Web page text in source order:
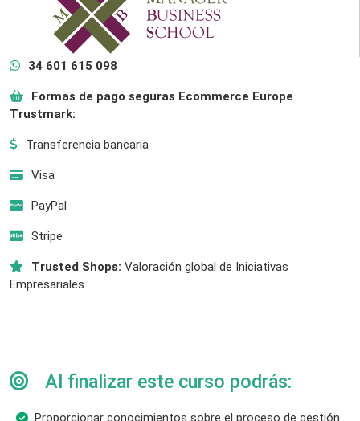
34 601 615 098
Formas de pago seguras Ecommerce Europe
Trustmark:
Transferencia bancaria
Visa
PayPal
Stripe
Trusted Shops: Valoración global de Iniciativas
Empresariales
Al finalizar este curso podrás:
Proporcionar conocimientos sobre el proceso de gestión